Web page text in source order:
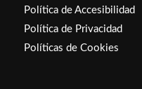
Política de Accesibilidad
Política de Privacidad
Políticas de Cookies